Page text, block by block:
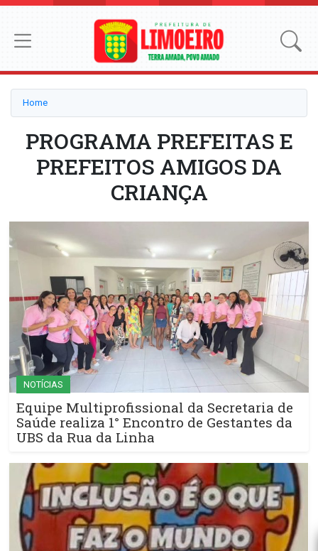
Home
PROGRAMA PREFEITAS E
PREFEITOS AMIGOS DA
CRIANÇA
NOTÍCIAS
Equipe Multiprofissional da Secretaria de
Saúde realiza 1° Encontro de Gestantes da
UBS da Rua da Linha